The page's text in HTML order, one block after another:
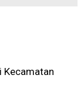
Kecamatan